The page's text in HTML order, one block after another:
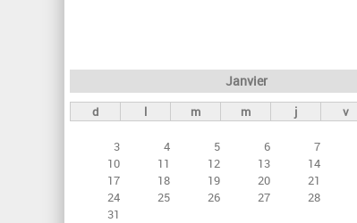
e
t
s
Janvier
d l m m j v
3
4 5 6 7
10
11 12 13 14
17
18 19 20 21
24
25 26 27 28
31